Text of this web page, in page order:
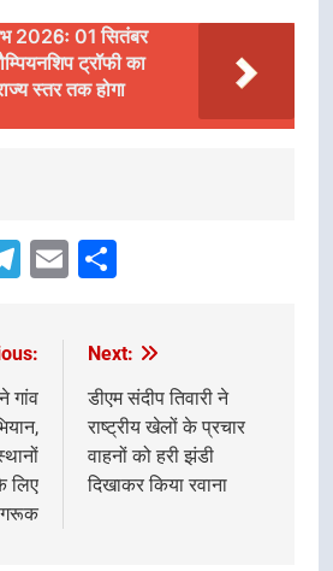
2026ः 01 सितंबर
ट्रॉफी का
स्तर तक होगा
Telegram
Email
गांव
लिए
Next:
डीएम संदीप तिवारी ने
राष्ट्रीय खेलों के प्रचार
वाहनों को हरी झंडी
दिखाकर किया रवाना